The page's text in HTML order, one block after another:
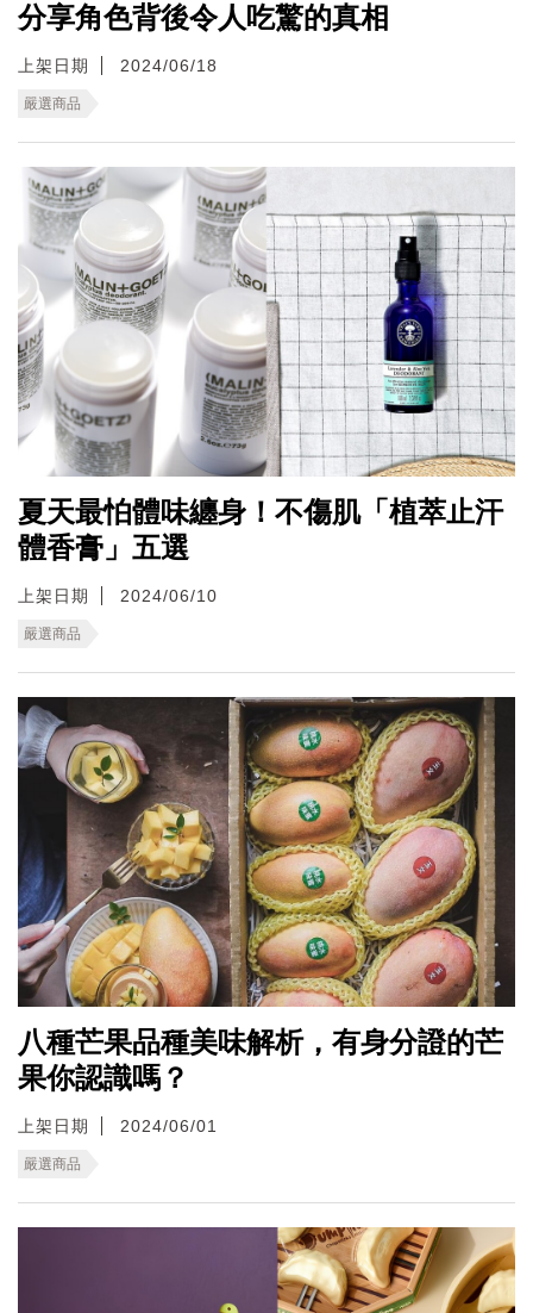
分享角色背後令人吃驚的真相
上架日期 2024/06/18
嚴選商品
夏天最怕體味纏身！不傷肌「植萃止汗
體香膏」五選
上架日期 2024/06/10
嚴選商品
八種芒果品種美味解析，有身分證的芒
果你認識嗎？
上架日期 2024/06/01
嚴選商品